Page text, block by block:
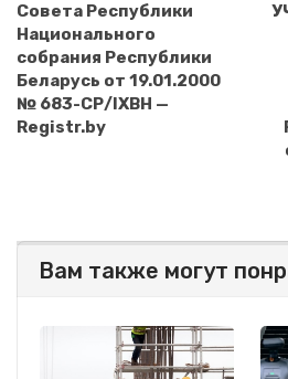
Совета Республики
Национального
собрания Республики
Беларусь от 19.01.2000
№ 683-СР/IXВН —
Registr.by
Вам также могут